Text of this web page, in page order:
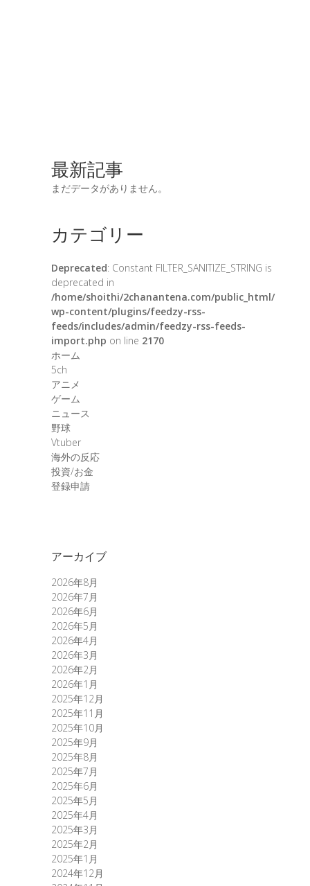
最新記事
まだデータがありません。
カテゴリー
Deprecated: Constant FILTER_SANITIZE_STRING is
deprecated in
/home/shoithi/2chanantena.com/public_html/
wp-content/plugins/feedzy-rss-
feeds/includes/admin/feedzy-rss-feeds-
import.php on line 2170
ホーム
5ch
アニメ
ゲーム
ニュース
野球
Vtuber
海外の反応
投資/お金
登録申請
アーカイブ
2026年8月
2026年7月
2026年6月
2026年5月
2026年4月
2026年3月
2026年2月
2026年1月
2025年12月
2025年11月
2025年10月
2025年9月
2025年8月
2025年7月
2025年6月
2025年5月
2025年4月
2025年3月
2025年2月
2025年1月
2024年12月